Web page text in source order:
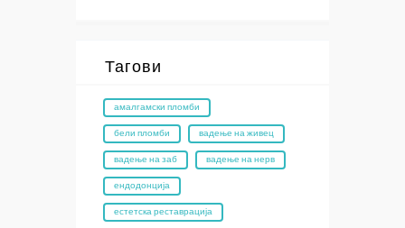
Тагови
амалгамски пломби
бели пломби вадење на живец
вадење на заб вадење на нерв
ендодонција
естетска реставрација